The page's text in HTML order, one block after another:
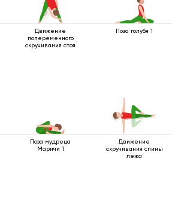
Движение
попеременного
скручивания стоя
Поза голубя 1
Поза мудреца
Маричи 1
Движение
скручивания спины
лежа